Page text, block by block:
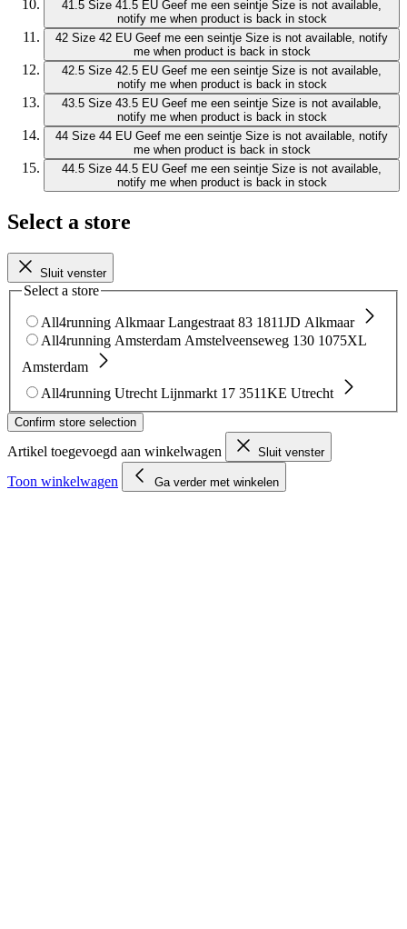
41.5 Size 41.5 EU Geef me een seintje Size is not available,
notify me when product is back in stock
42 Size 42 EU Geef me een seintje Size is not available, notify
me when product is back in stock
42.5 Size 42.5 EU Geef me een seintje Size is not available,
notify me when product is back in stock
43.5 Size 43.5 EU Geef me een seintje Size is not available,
notify me when product is back in stock
44 Size 44 EU Geef me een seintje Size is not available, notify
me when product is back in stock
44.5 Size 44.5 EU Geef me een seintje Size is not available,
notify me when product is back in stock
Select a store
Sluit venster
Select a store
All4running Alkmaar Langestraat 83 1811JD Alkmaar
All4running Amsterdam Amstelveenseweg 130 1075XL
Amsterdam
All4running Utrecht Lijnmarkt 17 3511KE Utrecht
Confirm store selection
Artikel toegevoegd aan winkelwagen Sluit venster
Toon winkelwagen Ga verder met winkelen